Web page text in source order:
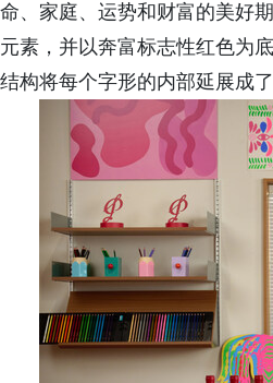
命、家庭、运势和财富的美好
元素，并以奔富标志性红色为
结构将每个字形的内部延展成